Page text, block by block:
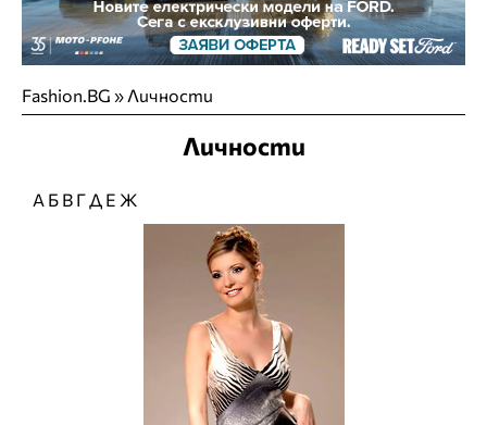
Fashion.BG » Личности
Личности
А Б В ГД Е Ж